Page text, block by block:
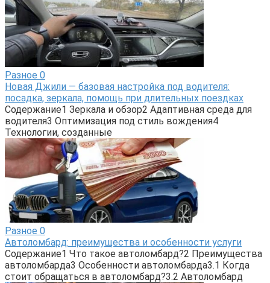
Разное 0
Новая Джили — базовая настройка под водителя:
посадка, зеркала, помощь при длительных поездках
Содержание1 Зеркала и обзор2 Адаптивная среда для
водителя3 Оптимизация под стиль вождения4
Технологии, созданные
Разное 0
Автоломбард: преимущества и особенности услуги
Содержание1 Что такое автоломбард?2 Преимущества
автоломбарда3 Особенности автоломбарда3.1 Когда
стоит обращаться в автоломбард?3.2 Автоломбард